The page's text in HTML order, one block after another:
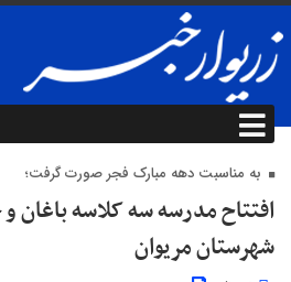
به مناسبت دهه مبارک فجر صورت گرفت؛
افتتاح مدرسه سه کلاسه باغان
شهرستان مریوان